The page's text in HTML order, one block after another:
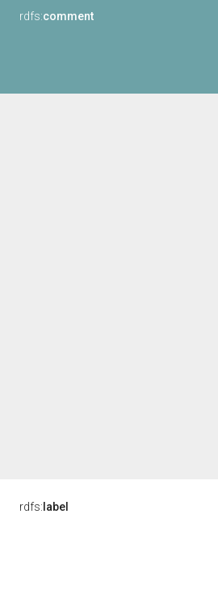
rdfs:comment
rdfs: label